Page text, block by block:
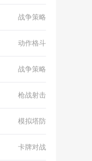
战争策略
动作格斗
战争策略
枪战射击
模拟塔防
卡牌对战